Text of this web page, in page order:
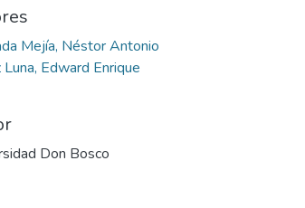
Mejía, Néstor Antonio
Edward Enrique
Don Bosco